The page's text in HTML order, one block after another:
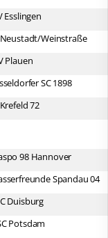
Esslingen
Neustadt/Weinstraße
Plauen
SC 1898
72
98 Hannover
Spandau 04
Duisburg
Potsdam